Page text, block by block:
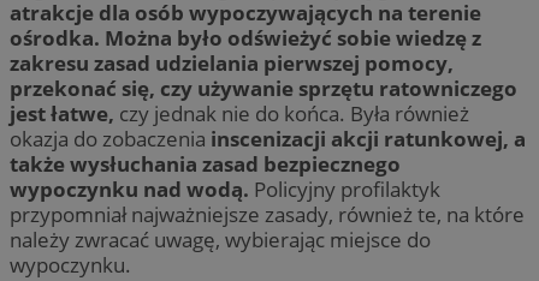
atrakcje dla osób wypoczywających na terenie
ośrodka. Można było odświeżyć sobie wiedzę z
zakresu zasad udzielania pierwszej pomocy,
przekonać się, czy używanie sprzętu ratowniczego
jest łatwe, czy jednak nie do końca. Była również
okazja do zobaczenia inscenizacji akcji ratunkowej, a
także wysłuchania zasad bezpiecznego
wypoczynku nad wodą. Policyjny profilaktyk
przypomniał najważniejsze zasady, również te, na które
należy zwracać uwagę, wybierając miejsce do
wypoczynku.